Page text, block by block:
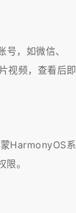
，如微信、
视频，查看后即
HarmonyOS系
。